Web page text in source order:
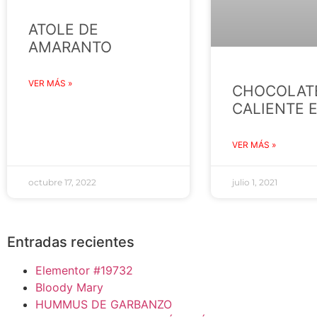
ATOLE DE
AMARANTO
VER MÁS »
octubre 17, 2022
CALIENTE
VER MÁS »
julio 1, 2021
Entradas recientes
Elementor #19732
Bloody Mary
HUMMUS DE GARBANZO